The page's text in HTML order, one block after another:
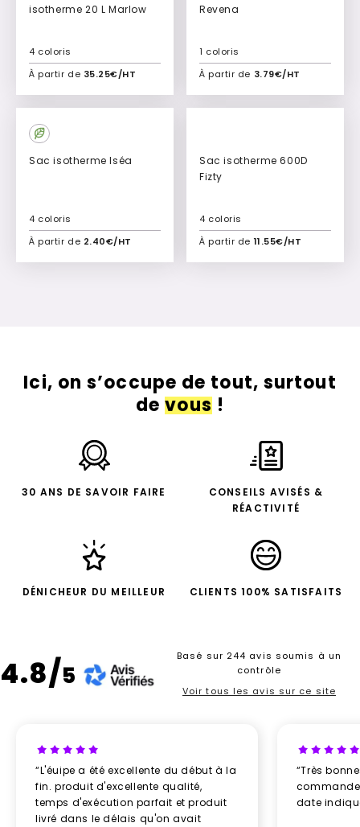
isotherme 20 L Marlow
À partir de 35.25€/HT
4 coloris
Ajouter à mon devis
Revena
À partir de 3.79€/HT
1 coloris
Ajouter à mon devis
Sac isotherme Iséa
À partir de 2.40€/HT
4 coloris
Ajouter à mon devis
Sac isotherme 600D
Fizty
À partir de 11.55€/HT
4 coloris
Ajouter à mon devis
Ici, on s’occupe de tout, surtout
devous!
30 ANS DE SAVOIR FAIRE
CONSEILS AVISÉS &
RÉACTIVITÉ
DÉNICHEUR DU MEILLEUR CLIENTS 100% SATISFAITS
4.8/5
Basé sur 244 avis soumis à un
contrôle
Voir tous les avis sur ce site
“L'éuipe a été excellente du début à la
fin. produit d'excellente qualité,
temps d'exécution parfait et produit
livré dans le délais qu'on avait
“Très
date